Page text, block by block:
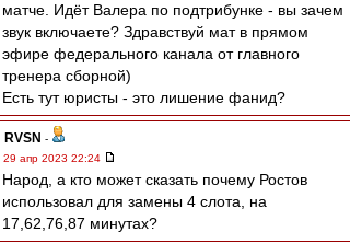
матче. Идёт Валера по подтрибунке - вы зачем
звук включаете? Здравствуй мат в прямом
эфире федерального канала от главного
тренера сборной)
Есть тут юристы - это лишение фанид?
RVSN -
29 апр 2023 22:24
Народ, а кто может сказать почему Ростов
использовал для замены 4 слота, на
17,62,76,87 минутах?